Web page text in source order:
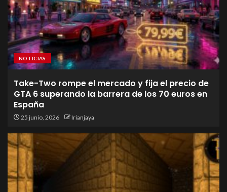
NOTICIAS
Take-Two rompe el mercado y fija el precio de
GTA 6 superando la barrera de los 70 euros en
España
25 junio, 2026 Irianjaya